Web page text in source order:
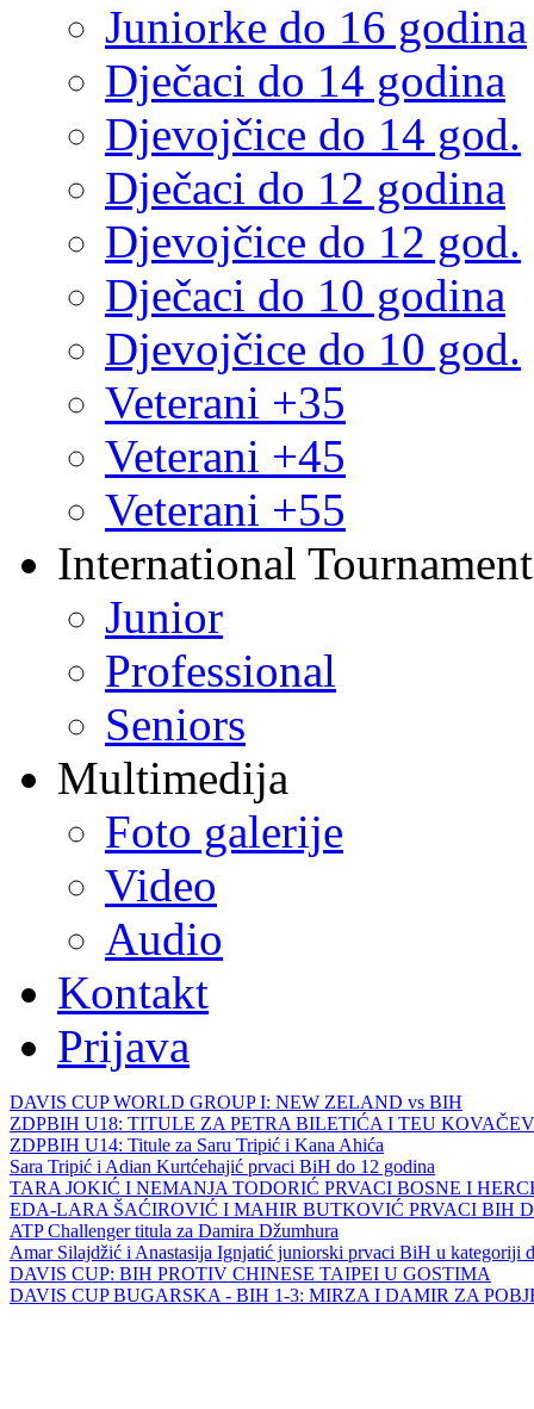
Juniorke do 16 godina
Dječaci do 14 godina
Djevojčice do 14 god.
Dječaci do 12 godina
Djevojčice do 12 god.
Dječaci do 10 godina
Djevojčice do 10 god.
Veterani +35
Veterani +45
Veterani +55
International
Junior
Professional
Seniors
Multimedija
Foto galerije
Video
Audio
Kontakt
Prijava
DAVIS CUP WORLD GROUP I: NEW ZELAND vs BIH
ZDPBIH U18: TITULE ZA PETRA BILETIĆA I TEU
ZDPBIH U14: Titule za Saru Tripić i Kana Ahića
Sara Tripić i Adian Kurtćehajić prvaci BiH do 12 godina
TARA JOKIĆ I NEMANJA TODORIĆ PRVACI BOSNE I
EDA-LARA ŠAĆIROVIĆ I MAHIR BUTKOVIĆ PRVACI BIH
ATP Challenger titula za Damira Džumhura
Amar Silajdžić i Anastasija Ignjatić juniorski prvaci BiH u kategoriji
DAVIS CUP: BIH PROTIV CHINESE TAIPEI U GOSTIMA
DAVIS CUP BUGARSKA - BIH 1-3: MIRZA I DAMIR ZA